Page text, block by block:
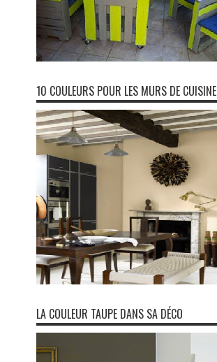
10 COULEURS POUR LES MURS DE CUISINE
LA COULEUR TAUPE DANS SA DÉCO